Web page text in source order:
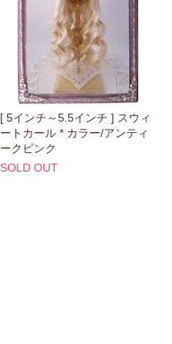
[ 5インチ～5.5インチ ] スウィ
ートカール * カラー/アンティ
ークピンク
SOLD OUT